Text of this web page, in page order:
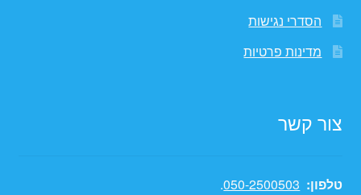
הסדרי נגישות
מדינות פרטיות
צור קשר
טלפון: 050-2500503
.